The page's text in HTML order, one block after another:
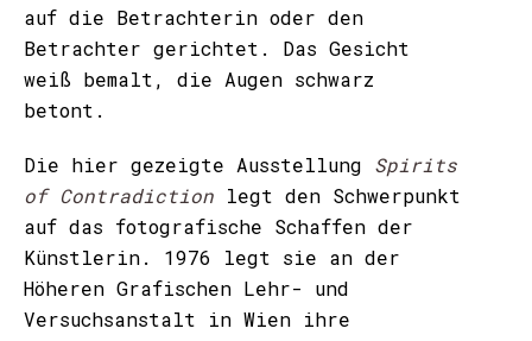
auf die Betrachterin oder den
Betrachter gerichtet. Das Gesicht
weiß bemalt, die Augen schwarz
betont.
Die hier gezeigte Ausstellung Spirits
of Contradiction legt den Schwerpunkt
auf das fotografische Schaffen der
Künstlerin. 1976 legt sie an der
Höheren Grafischen Lehr- und
Versuchsanstalt in Wien ihre